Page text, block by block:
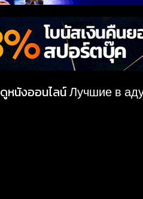
ดูหนังออนไลน์ Лучшие в